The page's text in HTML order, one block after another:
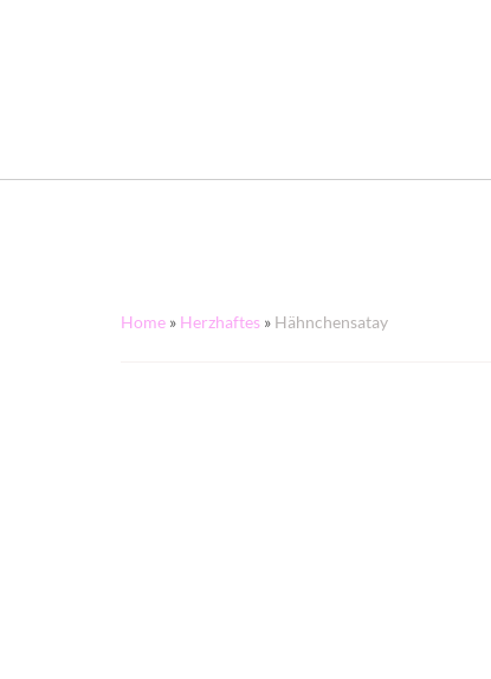
Home » Herzhaftes » Hähnchensatay